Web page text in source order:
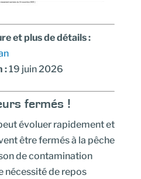
et plus de détails:
:19 juin 2026
fermés !
évoluer rapidement et
être fermés à la pêche
de contamination
nécessité de repos